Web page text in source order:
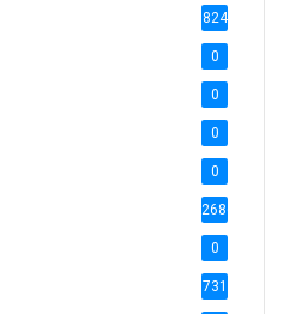
824
0
0
0
0
2686
0
731